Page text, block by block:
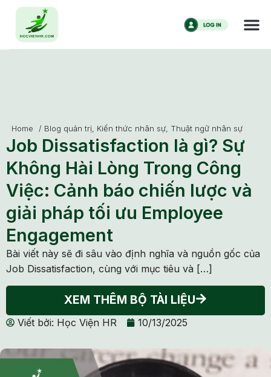
Home / Blog quản trị, Kiến thức nhân sự, Thuật ngữ nhân sự
Job Dissatisfaction là gì? Sự
Không Hài Lòng Trong Công
Việc: Cảnh báo chiến lược và
giải pháp tối ưu Employee
Engagement
Bài viết này sẽ đi sâu vào định nghĩa và nguồn gốc của
Job Dissatisfaction, cùng với mục tiêu và […]
XEM THÊM BỘ TÀI LIỆU
Viết bởi: Học Viện HR 10/13/2025